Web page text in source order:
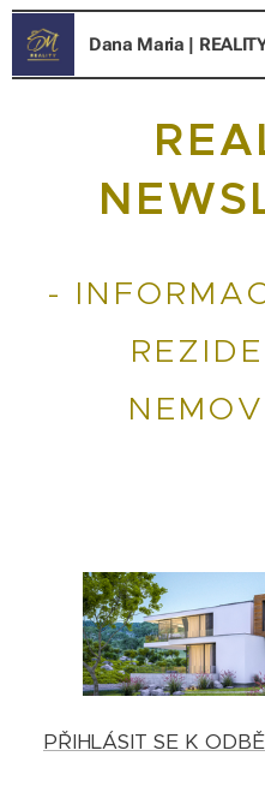
Dana Maria |
-
PŘIHLÁSIT SE K